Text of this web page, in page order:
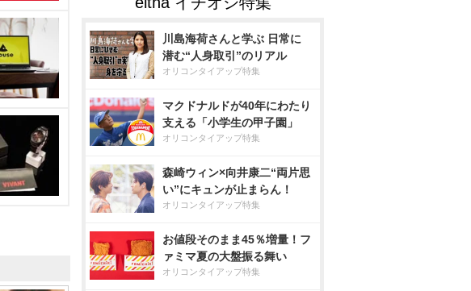
川島海荷さんと学ぶ 日常に
潜む“人身取引”のリアル
オリコンタイアップ特集
マクドナルドが40年にわたり
支える「小学生の甲子園」
オリコンタイアップ特集
森崎ウィン×向井康二“両片思
い”にキュンが止まらん！
オリコンタイアップ特集
お値段そのまま45％増量！フ
ァミマ夏の大盤振る舞い
オリコンタイアップ特集